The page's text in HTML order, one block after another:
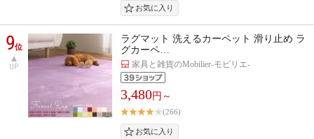
9位
UP
ラグマット 洗えるカーペット 滑り止め ラ
グカーペ…
家具と雑貨のMobilier-モビリエ-
3,480円～
(266)